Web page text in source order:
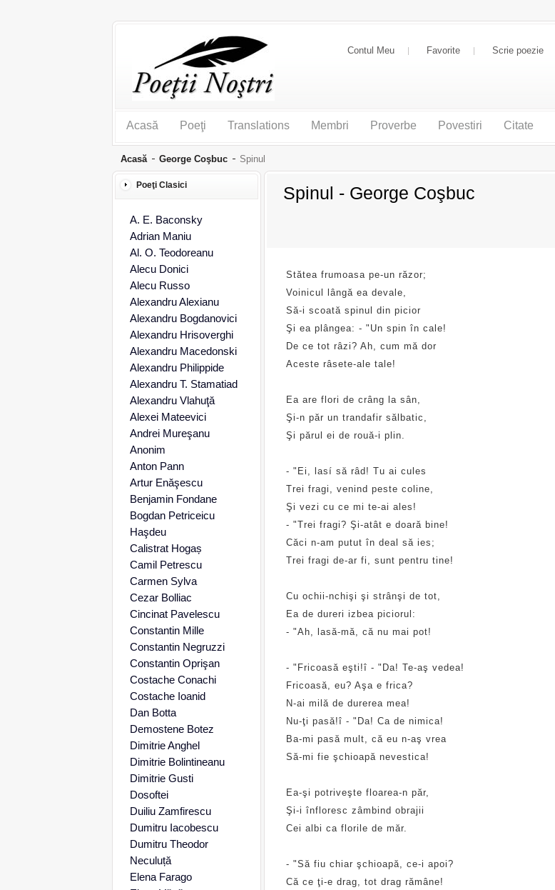
Contul Meu Favorite Scrie poezie
Acasă Poeţi Translations Membri Proverbe Povestiri Citate
Acasă George Coşbuc Spinul
Spinul - George Coşbuc
Stătea frumoasa pe-un răzor;
Voinicul lângă ea devale,
Să-i scoată spinul din picior
Şi ea plângea: - "Un spin în cale!
De ce tot râzi? Ah, cum mă dor
Aceste râsete-ale tale!
Ea are flori de crâng la sân,
Şi-n păr un trandafir sălbatic,
Şi părul ei de rouă-i plin.
- "Ei, lasí să râd! Tu ai cules
Trei fragi, venind peste coline,
Şi vezi cu ce mi te-ai ales!
- "Trei fragi? Şi-atât e doară bine!
Căci n-am putut în deal să ies;
Trei fragi de-ar fi, sunt pentru tine!
Cu ochii-nchişi şi strânşi de tot,
Ea de dureri izbea piciorul:
- "Ah, lasă-mă, că nu mai pot!
- "Fricoasă eşti!î - "Da! Te-aş vedea!
Fricoasă, eu? Aşa e frica?
N-ai milă de durerea mea!
Nu-ţi pasă!î - "Da! Ca de nimica!
Ba-mi pasă mult, că eu n-aş vrea
Să-mi fie şchioapă nevestica!
Ea-şi potriveşte floarea-n păr,
Şi-i înfloresc zâmbind obrajii
Cei albi ca florile de măr.
- "Să fiu chiar şchioapă, ce-i apoi?
Că ce ţi-e drag, tot drag rămâne!
Poeţi Clasici
A. E. Baconsky
Adrian Maniu
Al. O. Teodoreanu
Alecu Donici
Alecu Russo
Alexandru Alexianu
Alexandru Bogdanovici
Alexandru Hrisoverghi
Alexandru Macedonski
Alexandru Philippide
Alexandru T. Stamatiad
Alexandru Vlahuţă
Alexei Mateevici
Andrei Mureşanu
Anonim
Anton Pann
Artur Enăşescu
Benjamin Fondane
Bogdan Petriceicu
Haşdeu
Calistrat Hogaș
Camil Petrescu
Carmen Sylva
Cezar Bolliac
Cincinat Pavelescu
Constantin Mille
Constantin Negruzzi
Constantin Oprişan
Costache Conachi
Costache Ioanid
Dan Botta
Demostene Botez
Dimitrie Anghel
Dimitrie Bolintineanu
Dimitrie Gusti
Dosoftei
Duiliu Zamfirescu
Dumitru Iacobescu
Dumitru Theodor
Neculuță
Elena Farago